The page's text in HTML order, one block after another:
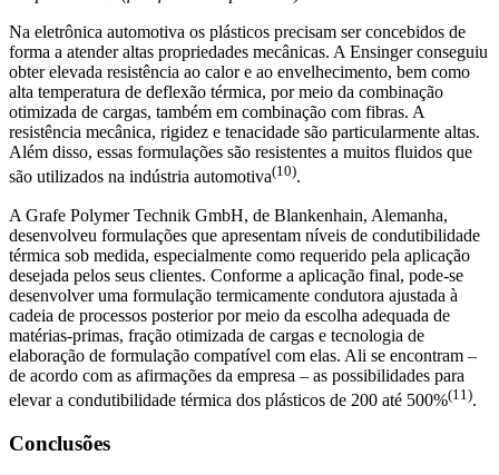
Na eletrônica automotiva os plásticos precisam ser concebidos de
forma a atender altas propriedades mecânicas. A Ensinger conseguiu
obter elevada resistência ao calor e ao envelhecimento, bem como
alta temperatura de deflexão térmica, por meio da combinação
otimizada de cargas, também em combinação com fibras. A
resistência mecânica, rigidez e tenacidade são particularmente altas.
Além disso, essas formulações são resistentes a muitos fluidos que
são utilizados na indústria automotiva(10).
A Grafe Polymer Technik GmbH, de Blankenhain, Alemanha,
desenvolveu formulações que apresentam níveis de condutibilidade
térmica sob medida, especialmente como requerido pela aplicação
desejada pelos seus clientes. Conforme a aplicação final, pode-se
desenvolver uma formulação termicamente condutora ajustada à
cadeia de processos posterior por meio da escolha adequada de
matérias-primas, fração otimizada de cargas e tecnologia de
elaboração de formulação compatível com elas. Ali se encontram –
de acordo com as afirmações da empresa – as possibilidades para
elevar a condutibilidade térmica dos plásticos de 200 até 500%(11).
Conclusões